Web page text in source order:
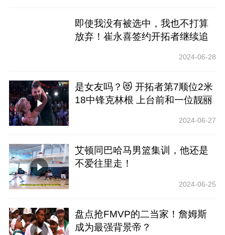
即使我没有被选中，我也不打算
放弃！崔永喜签约开拓者继续追
2024-06-28
是女友吗？😻 开拓者第7顺位2米
18中锋克林根 上台前和一位靓丽
2024-06-27
艾顿同巴哈马男篮集训，他还是
不爱往里走！
2024-06-25
盘点抢FMVP的二当家！詹姆斯
成为最强背景帝？